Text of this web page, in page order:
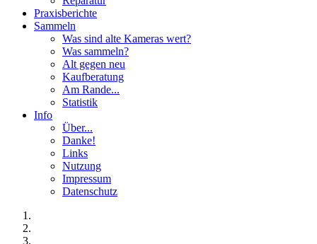
Praxisberichte
Sammeln
Was sind alte Kameras wert?
Was sammeln?
Alt gegen neu
Kaufberatung
Am Rande...
Statistik
Info
Über...
Danke!
Links
Nutzung
Impressum
Datenschutz